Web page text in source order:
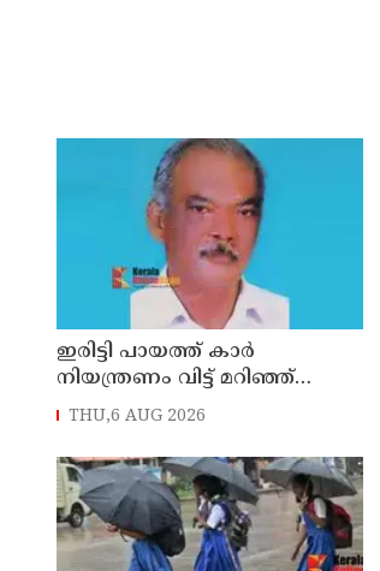
ഇരിട്ടി പായത്ത് കാർ
നിയന്ത്രണം വിട്ട് മറിഞ്ഞ്
തളിപ്പറമ്പിലെ ആദ്യ കാല
THU,6 AUG 2026